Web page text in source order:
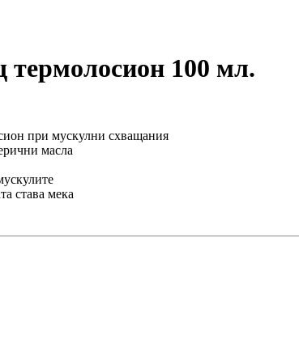
100 мл.
при мускулни схващания
масла
става мека